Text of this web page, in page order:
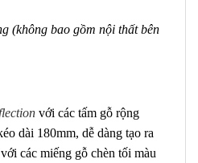
(không bao gồm nội thất bên
với các tấm gỗ rộng
dài 180mm, dễ dàng tạo ra
các miếng gỗ chèn tối màu